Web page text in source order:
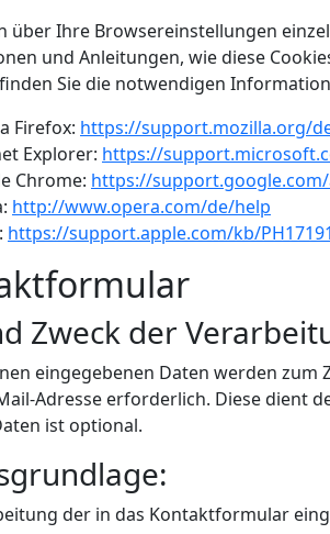
über Ihre Browsereinstellungen
und Anleitungen, wie diese
Sie die notwendigen
Firefox: https://support.mozilla.org/
Explorer: https://
Chrome: https://
http://www.opera.com/de/help
https://support.apple.com/kb/
Zweck der
eingegebenen Daten werden
Adresse erforderlich. Diese dient
ist optional.
der in das Kontaktformular